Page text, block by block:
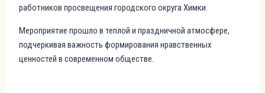
работников просвещения городского округа Химки.
Мероприятие прошло в теплой и праздничной атмосфере,
подчеркивая важность формирования нравственных
ценностей в современном обществе.